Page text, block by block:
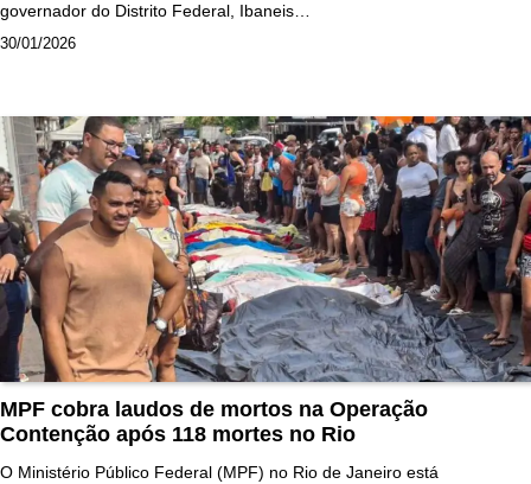
governador do Distrito Federal, Ibaneis…
30/01/2026
MPF cobra laudos de mortos na Operação
Contenção após 118 mortes no Rio
O Ministério Público Federal (MPF) no Rio de Janeiro está